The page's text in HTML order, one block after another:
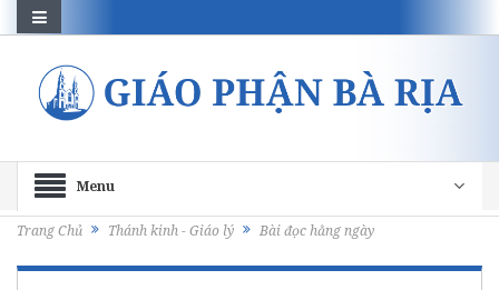
Menu
Trang Chủ Thánh kinh - Giáo lý Bài đọc hằng ngày